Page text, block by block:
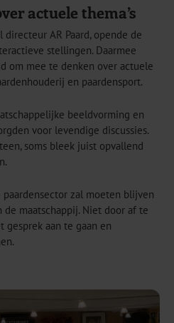
actuele thema’s
AR Paard, opende de
stellingen. Daarmee
om mee te denken over actuele
en paardensport.
beeldvorming en
voor levendige discussies.
soms bleek juist opvallend
zal moeten blijven
maatschappij. Niet door af te
gesprek aan te gaan en